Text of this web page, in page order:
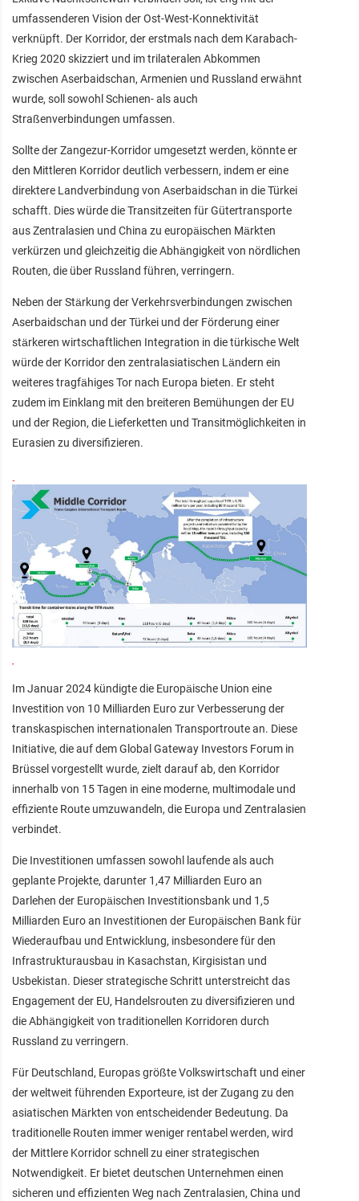
umfassenderen Vision der Ost-West-Konnektivität
verknüpft. Der Korridor, der erstmals nach dem Karabach-
Krieg 2020 skizziert und im trilateralen Abkommen
zwischen Aserbaidschan, Armenien und Russland erwähnt
wurde, soll sowohl Schienen- als auch
Straßenverbindungen umfassen.
Sollte der Zangezur-Korridor umgesetzt werden, könnte er
den Mittleren Korridor deutlich verbessern, indem er eine
direktere Landverbindung von Aserbaidschan in die Türkei
schafft. Dies würde die Transitzeiten für Gütertransporte
aus Zentralasien und China zu europäischen Märkten
verkürzen und gleichzeitig die Abhängigkeit von nördlichen
Routen, die über Russland führen, verringern.
Neben der Stärkung der Verkehrsverbindungen zwischen
Aserbaidschan und der Türkei und der Förderung einer
stärkeren wirtschaftlichen Integration in die türkische Welt
würde der Korridor den zentralasiatischen Ländern ein
weiteres tragfähiges Tor nach Europa bieten. Er steht
zudem im Einklang mit den breiteren Bemühungen der EU
und der Region, die Lieferketten und Transitmöglichkeiten in
Eurasien zu diversifizieren.
Im Januar 2024 kündigte die Europäische Union eine
Investition von 10 Milliarden Euro zur Verbesserung der
transkaspischen internationalen Transportroute an. Diese
Initiative, die auf dem Global Gateway Investors Forum in
Brüssel vorgestellt wurde, zielt darauf ab, den Korridor
innerhalb von 15 Tagen in eine moderne, multimodale und
effiziente Route umzuwandeln, die Europa und Zentralasien
verbindet.
Die Investitionen umfassen sowohl laufende als auch
geplante Projekte, darunter 1,47 Milliarden Euro an
Darlehen der Europäischen Investitionsbank und 1,5
Milliarden Euro an Investitionen der Europäischen Bank für
Wiederaufbau und Entwicklung, insbesondere für den
Infrastrukturausbau in Kasachstan, Kirgisistan und
Usbekistan. Dieser strategische Schritt unterstreicht das
Engagement der EU, Handelsrouten zu diversifizieren und
die Abhängigkeit von traditionellen Korridoren durch
Russland zu verringern.
Für Deutschland, Europas größte Volkswirtschaft und einer
der weltweit führenden Exporteure, ist der Zugang zu den
asiatischen Märkten von entscheidender Bedeutung. Da
traditionelle Routen immer weniger rentabel werden, wird
der Mittlere Korridor schnell zu einer strategischen
Notwendigkeit. Er bietet deutschen Unternehmen einen
sicheren und effizienten Weg nach Zentralasien, China und